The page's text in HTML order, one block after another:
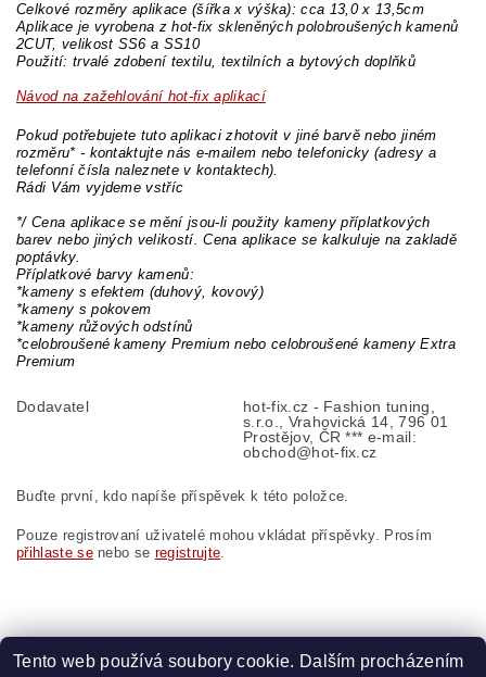
Celkové rozměry aplikace (šířka x výška): cca 13,0 x 13,5cm
Aplikace je vyrobena z hot-fix skleněných polobroušených kamenů
2CUT, velikost SS6 a SS10
Použití: trvalé zdobení textilu, textilních a bytových doplňků
Návod na zažehlování hot-fix aplikací
Pokud potřebujete tuto aplikaci zhotovit v jiné barvě nebo jiném
rozměru* - kontaktujte nás e-mailem nebo telefonicky (adresy a
telefonní čísla naleznete v kontaktech).
Rádi Vám vyjdeme vstříc
*/ Cena aplikace se mění jsou-li použity kameny příplatkových
barev nebo jiných velikostí. Cena aplikace se kalkuluje na zakladě
poptávky.
Příplatkové barvy kamenů:
*kameny s efektem (duhový, kovový)
*kameny s pokovem
*kameny růžových odstínů
*celobroušené kameny Premium nebo celobroušené kameny Extra
Premium
Dodavatel
hot-fix.cz - Fashion tuning,
s.r.o., Vrahovická 14, 796 01
Prostějov, ČR *** e-mail:
obchod@hot-fix.cz
Buďte první, kdo napíše příspěvek k této položce.
Pouze registrovaní uživatelé mohou vkládat příspěvky. Prosím
přihlaste senebo se registrujte.
Tento web používá soubory cookie. Dalším procházením